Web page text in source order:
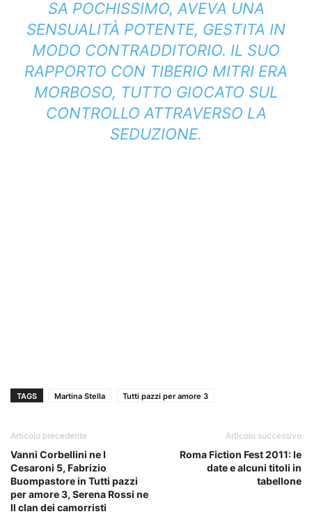
SA POCHISSIMO, AVEVA UNA
SENSUALITÀ POTENTE, GESTITA IN
MODO CONTRADDITORIO. IL SUO
RAPPORTO CON TIBERIO MITRI ERA
MORBOSO, TUTTO GIOCATO SUL
CONTROLLO ATTRAVERSO LA
SEDUZIONE.
TAGS Martina Stella Tutti pazzi per amore 3
Articolo precedente
Vanni Corbellini ne I
Cesaroni 5, Fabrizio
Buompastore in Tutti pazzi
per amore 3, Serena Rossi ne
Il clan dei camorristi
Articolo successivo
Roma Fiction Fest 2011: le
date e alcuni titoli in
tabellone